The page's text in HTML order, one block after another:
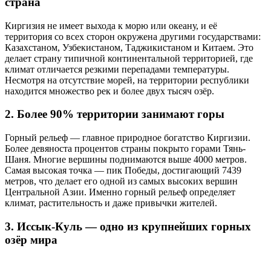
Киргизия не имеет выхода к морю или океану, и её
территория со всех сторон окружена другими государствами:
Казахстаном, Узбекистаном, Таджикистаном и Китаем. Это
делает страну типичной континентальной территорией, где
климат отличается резкими перепадами температуры.
Несмотря на отсутствие морей, на территории республики
находится множество рек и более двух тысяч озёр.
2. Более 90% территории занимают горы
Горный рельеф — главное природное богатство Киргизии.
Более девяноста процентов страны покрыто горами Тянь-
Шаня. Многие вершины поднимаются выше 4000 метров.
Самая высокая точка — пик Победы, достигающий 7439
метров, что делает его одной из самых высоких вершин
Центральной Азии. Именно горный рельеф определяет
климат, растительность и даже привычки жителей.
3. Иссык-Куль — одно из крупнейших горных
озёр мира